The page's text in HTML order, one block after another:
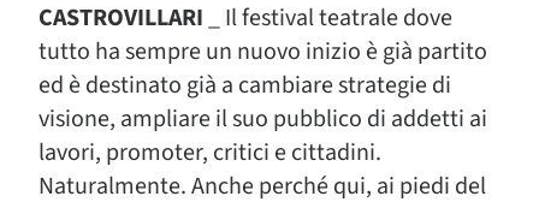
CASTROVILLARI_ Il festival teatrale dove
tutto ha sempre un nuovo inizio è già partito
ed è destinato già a cambiare strategie di
visione, ampliare il suo pubblico di addetti ai
lavori, promoter, critici e cittadini.
Naturalmente. Anche perché qui, ai piedi del